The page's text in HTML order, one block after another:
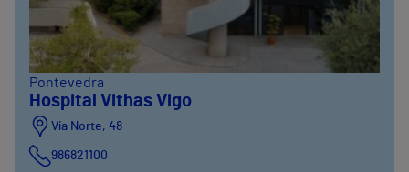
Pontevedra
Hospital Vithas Vigo
Vía Norte, 48
986821100